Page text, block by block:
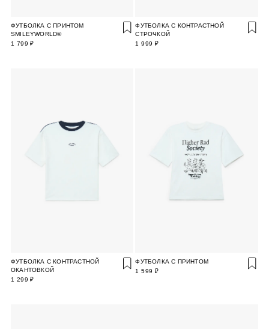
ФУТБОЛКА С ПРИНТОМ
SMILEYWORLD©
1 799 ₽
ФУТБОЛКА С КОНТРАСТНОЙ
СТРОЧКОЙ
1 999 ₽
ФУТБОЛКА С КОНТРАСТНОЙ
ОКАНТОВКОЙ
1 299 ₽
ФУТБОЛКА С ПРИНТОМ
1 599 ₽